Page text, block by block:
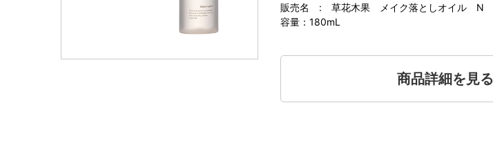
販売名 : 草花木果 メイク落としオイル N
容量：180mL
商品詳細を見る